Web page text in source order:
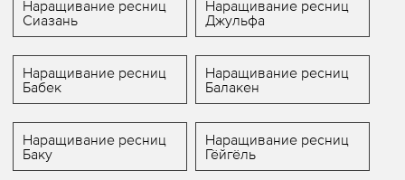
Наращивание ресниц
Сиазань
Наращивание ресниц
Джульфа
Наращивание ресниц
Бабек
Наращивание ресниц
Балакен
Наращивание ресниц
Баку
Наращивание ресниц
Гёйгёль